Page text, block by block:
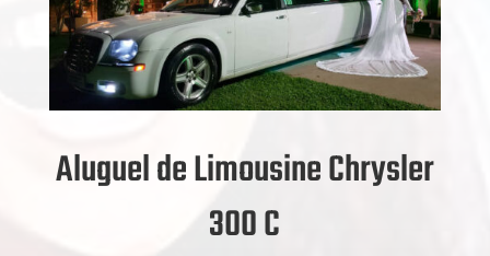
Aluguel de Limousine Chrysler
300 C